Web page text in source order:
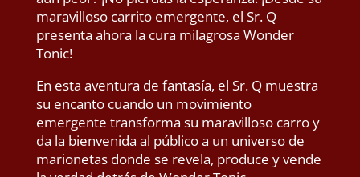
maravilloso carrito emergente, el Sr. Q
presenta ahora la cura milagrosa Wonder
Tonic!
En esta aventura de fantasía, el Sr. Q muestra
su encanto cuando un movimiento
emergente transforma su maravilloso carro y
da la bienvenida al público a un universo de
marionetas donde se revela, produce y vende